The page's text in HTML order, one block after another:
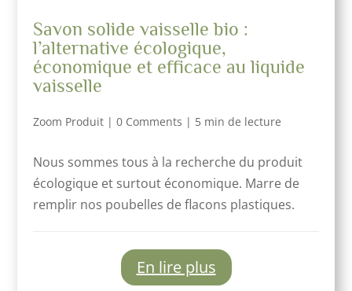
Savon solide vaisselle bio :
l’alternative écologique,
économique et efficace au liquide
vaisselle
Zoom Produit |0 Comments | 5 min de lecture
Nous sommes tous à la recherche du produit
écologique et surtout économique. Marre de
remplir nos poubelles de flacons plastiques.
En lire plus